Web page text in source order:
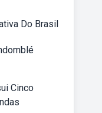
Do Brasil
Cinco